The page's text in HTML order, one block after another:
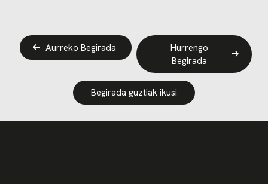
Aurreko Begirada
Hurrengo
Begirada
Begirada guztiak ikusi